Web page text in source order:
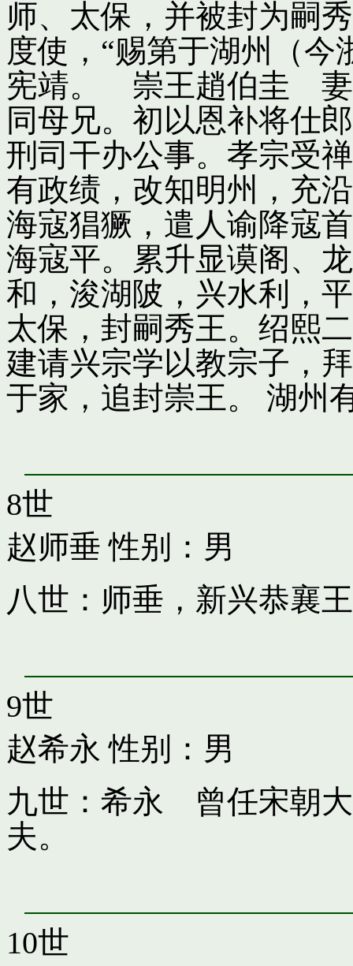
师、太保，并被封为嗣
度使，“赐第于湖州（今
宪靖。 崇王趙伯圭 妻
同母兄。初以恩补将仕
刑司干办公事。孝宗受
有政绩，改知明州，充
海寇猖獗，遣人谕降寇
海寇平。累升显谟阁、
和，浚湖陂，兴水利，
太保，封嗣秀王。绍熙
建请兴宗学以教宗子，
于家，追封崇王。 湖州
8世
赵师垂 性别：男
八世：师垂，新兴恭襄王
9世
赵希永 性别：男
九世：希永 曾任宋朝
夫。
10世